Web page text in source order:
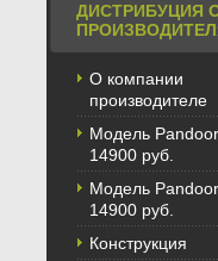
ДИСТРИБУЦИЯ
О компании
производителе
Модель
14900 руб.
Модель
14900 руб.
Конструкция